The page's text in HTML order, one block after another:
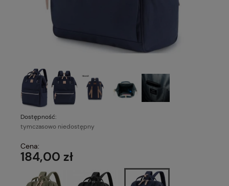
Dostępność:
tymczasowo niedostępny
Cena:
184,00 zł